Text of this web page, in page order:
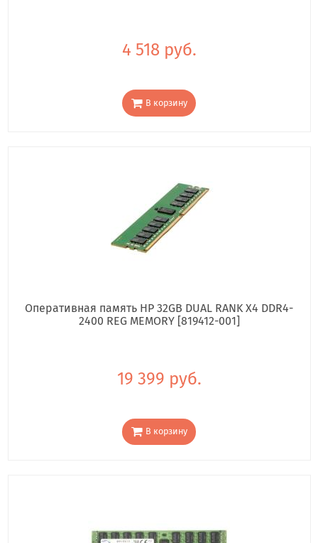
4 518 руб.
В корзину
Оперативная память HP 32GB DUAL RANK X4 DDR4-
2400 REG MEMORY [819412-001]
19 399 руб.
В корзину